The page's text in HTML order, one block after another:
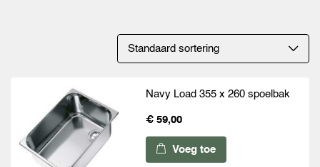
Navy Load 355 x 260 spoelbak
€ 59,00
Voeg toe